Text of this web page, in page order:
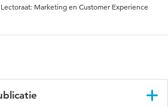
Lectoraat: Marketing en Customer Experience